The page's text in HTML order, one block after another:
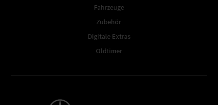
Fahrzeuge
Zubehör
Digitale Extras
Oldtimer